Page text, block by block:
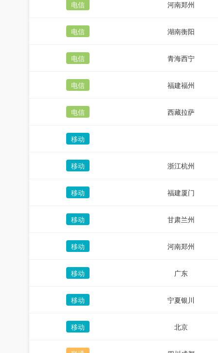
电信 河南郑州
电信 湖南衡阳
电信 青海西宁
电信 福建福州
电信 西藏拉萨
移动
移动 浙江杭州
移动 福建厦门
移动 甘肃兰州
移动 河南郑州
移动 广东
移动 宁夏银川
移动 北京